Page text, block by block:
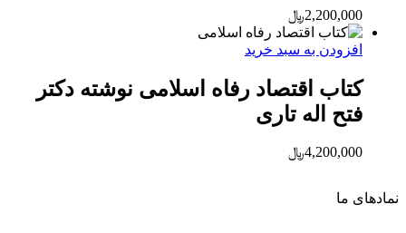
2,200,000﷼
افزودن به سبد خرید
کتاب اقتصاد رفاه اسلامی نوشته دکتر
فتح اله تاری
4,200,000﷼
نماد‌های ما